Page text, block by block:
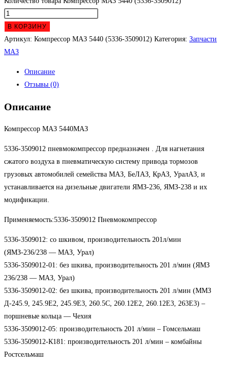
В КОРЗИНУ
Артикул: Компрессор МАЗ 5440 (5336-3509012) Категория: Запчасти
МАЗ
Описание
Отзывы (0)
Описание
Компрессор МАЗ 5440МАЗ
5336-3509012 пневмокомпрессор предназначен . Для нагнетания
сжатого воздуха в пневматическую систему привода тормозов
грузовых автомобилей семейства МАЗ, БеЛАЗ, КрАЗ, УралАЗ, и
устанавливается на дизельные двигатели ЯМЗ-236, ЯМЗ-238 и их
модификации.
Применяемость:5336-3509012 Пневмокомпрессор
5336-3509012: со шкивом, производительность 201л/мин
(ЯМЗ-236/238 — МАЗ, Урал)
5336-3509012-01: без шкива, производительность 201 л/мин (ЯМЗ
236/238 — МАЗ, Урал)
5336-3509012-02: без шкива, производительность 201 л/мин (ММЗ
Д-245.9, 245.9Е2, 245.9Е3, 260.5С, 260.12Е2, 260.12Е3, 263Е3) –
поршневые кольца — Чехия
5336-3509012-05: производительность 201 л/мин – Гомсельмаш
5336-3509012-К181: производительность 201 л/мин – комбайны
Ростсельмаш